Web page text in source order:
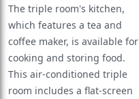
The triple room's kitchen,
which features a tea and
coffee maker, is available for
cooking and storing food.
This air-conditioned triple
room includes a flat-screen